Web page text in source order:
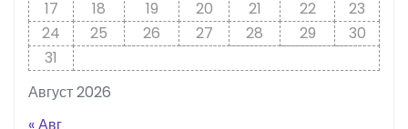
Август 2026
17
18 19 20 21 22
23
24
25 26 27 28 29
30
31
« Авг